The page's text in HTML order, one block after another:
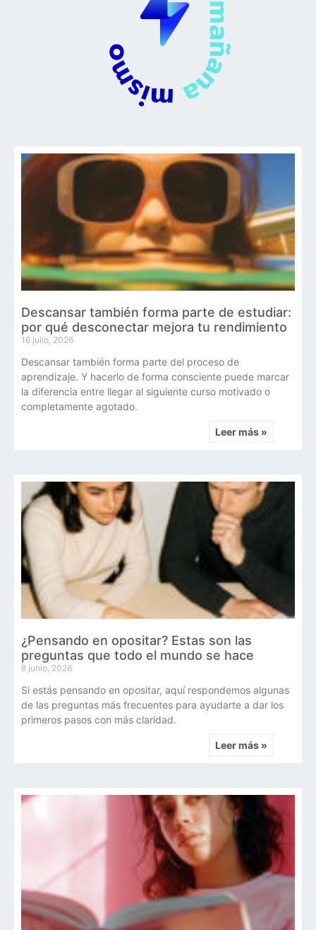
Descansar también forma parte de estudiar:
por qué desconectar mejora tu rendimiento
16 julio, 2026
Descansar también forma parte del proceso de
aprendizaje. Y hacerlo de forma consciente puede marcar
la diferencia entre llegar al siguiente curso motivado o
completamente agotado.
Leer más »
¿Pensando en opositar? Estas son las
preguntas que todo el mundo se hace
8 junio, 2026
Si estás pensando en opositar, aquí respondemos algunas
de las preguntas más frecuentes para ayudarte a dar los
primeros pasos con más claridad.
Leer más »